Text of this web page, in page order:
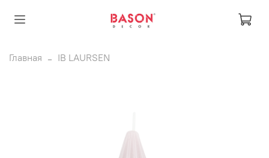
Главная IB LAURSEN